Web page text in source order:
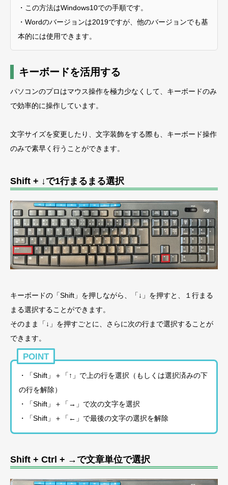
・この方法はWindows10での手順です。
・Wordのバージョンは2019ですが、他のバージョンでも基
本的には使用できます。
キーボードを活用する
パソコンのプロはマウス操作を極力少なくして、キーボードのみ
で効率的に操作しています。
文字サイズを変更したり、文字装飾をする際も、キーボード操作
のみで素早く行うことができます。
Shift + ↓で1行まるまる選択
キーボードの「Shift」を押しながら、「↓」を押すと、１行まる
まる選択することができます。
そのまま「↓」を押すごとに、さらに次の行まで選択することが
できます。
POINT
・「Shift」＋「↑」で上の行を選択（もしくは選択済みの下
の行を解除）
・「Shift」＋「→」で次の文字を選択
・「Shift」＋「←」で最後の文字の選択を解除
Shift + Ctrl + →で文章単位で選択